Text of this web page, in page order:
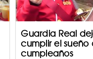
Guardia Real
cumplir el sueño
cumpleaños